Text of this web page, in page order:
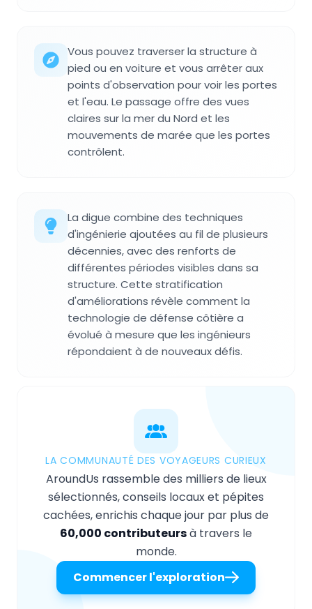
Vous pouvez traverser la structure à
pied ou en voiture et vous arrêter aux
points d'observation pour voir les portes
et l'eau. Le passage offre des vues
claires sur la mer du Nord et les
mouvements de marée que les portes
contrôlent.
La digue combine des techniques
d'ingénierie ajoutées au fil de plusieurs
décennies, avec des renforts de
différentes périodes visibles dans sa
structure. Cette stratification
d'améliorations révèle comment la
technologie de défense côtière a
évolué à mesure que les ingénieurs
répondaient à de nouveaux défis.
LA COMMUNAUTÉ DES VOYAGEURS CURIEUX
AroundUs rassemble des milliers de lieux
sélectionnés, conseils locaux et pépites
cachées, enrichis chaque jour par plus de
60,000 contributeursà travers le
monde.
Commencer l'exploration